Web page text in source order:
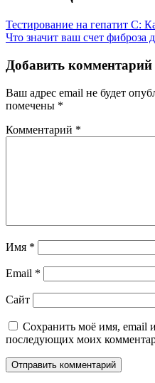
Тестирование на гепатит С:
Что значит ваш счет фиброза
Добавить комментарий
Ваш адрес email не будет
помечены *
Комментарий *
Имя *
Email *
Сайт
Сохранить моё имя, email
последующих моих